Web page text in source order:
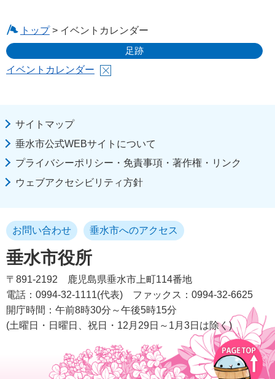
トップ> イベントカレンダー
足跡
イベントカレンダー
サイトマップ
垂水市公式WEBサイトについて
プライバシーポリシー・免責事項・著作権・リンク
ウェブアクセシビリティ方針
垂水市役所
お問い合わせ 垂水市へのアクセス
〒891-2192
鹿児島県垂水市上町114番地
電話：0994-32-1111(代表)
ファックス：0994-32-6625
開庁時間：午前8時30分～午後5時15分
(土曜日・日曜日、祝日・12月29日～1月3日は除く)